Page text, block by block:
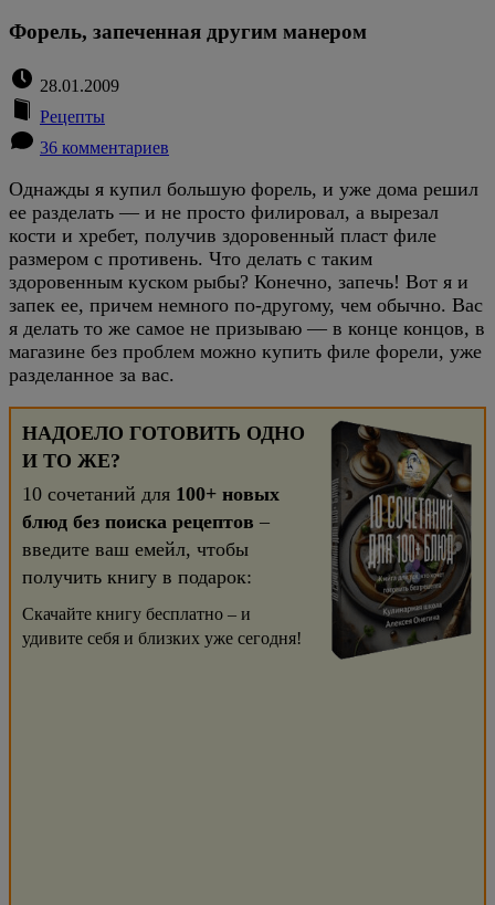
Форель, запеченная другим манером
28.01.2009
Рецепты
36 комментариев
Однажды я купил большую форель, и уже дома решил
ее разделать — и не просто филировал, а вырезал
кости и хребет, получив здоровенный пласт филе
размером с противень. Что делать с таким
здоровенным куском рыбы? Конечно, запечь! Вот я и
запек ее, причем немного по-другому, чем обычно. Вас
я делать то же самое не призываю — в конце концов, в
магазине без проблем можно купить филе форели, уже
разделанное за вас.
НАДОЕЛО ГОТОВИТЬ ОДНО
И ТО ЖЕ?
10 сочетаний для 100+ новых
блюд без поиска рецептов –
введите ваш емейл, чтобы
получить книгу в подарок:
Скачайте книгу бесплатно – и
удивите себя и близких уже сегодня!